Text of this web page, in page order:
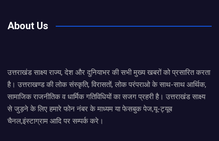
About Us
उत्तराखंड साक्ष्य राज्य, देश और दुनियाभर की सभी मुख्य खबरों को प्रसारित करता
है। उत्तराखण्ड की लोक संस्कृति, विरासतों, लोक परंपराओ के साथ-साथ आर्थिक,
सामाजिक राजनीतिक व धार्मिक गतिविधियों का सजग प्रहरी है। उत्तराखंड साक्ष्य
से जुड़ने के लिए हमारे फोन नंबर के माध्यम या फेसबुक पेज,यू-ट्यूब
चैनल,इंस्टाग्राम आदि पर सम्पर्क करे।